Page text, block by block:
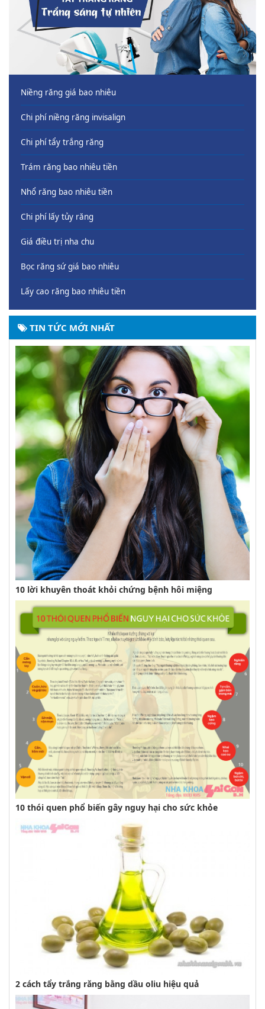
Niềng răng giá bao nhiêu
Chi phí niềng răng invisalign
Chi phí tẩy trắng răng
Trám răng bao nhiêu tiền
Nhổ răng bao nhiêu tiền
Chi phí lấy tủy răng
Giá điều trị nha chu
Bọc răng sứ giá bao nhiêu
Lấy cao răng bao nhiêu tiền
TIN TỨC MỚI NHẤT
10 lời khuyên thoát khỏi chứng bệnh hôi miệng
10 thói quen phổ biến gây nguy hại cho sức khỏe
2 cách tẩy trắng răng bằng dầu oliu hiệu quả